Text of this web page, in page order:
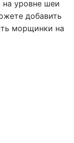
на уровне шеи
добавить
морщинки на